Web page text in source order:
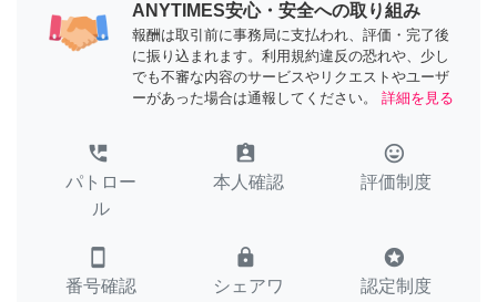
ANYTIMES安心・安全への取り組み
報酬は取引前に事務局に支払われ、評価・完了後
に振り込まれます。利用規約違反の恐れや、少し
でも不審な内容のサービスやリクエストやユーザ
ーがあった場合は通報してください。
詳細を見る
perm_phone_msg
パトロー
ル
assignment_ind
本人確認
tag_faces
評価制度
smartphone
番号確認
lock
シェアワ
stars
認定制度